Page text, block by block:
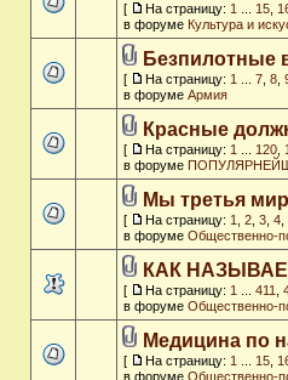
[ На страницу: 1 15
в форуме Культура и
Безпилотные
[ На страницу: 1 7 8
в форуме Армия
Красные
[ На страницу: 1 120
в форуме
Мы третья
[ На страницу: 1 2 3 4
в форуме Общественно-
КАК
[ На страницу: 1 411
в форуме Общественно-
Медицина по
[ На страницу: 1 15
в форуме Общественно-